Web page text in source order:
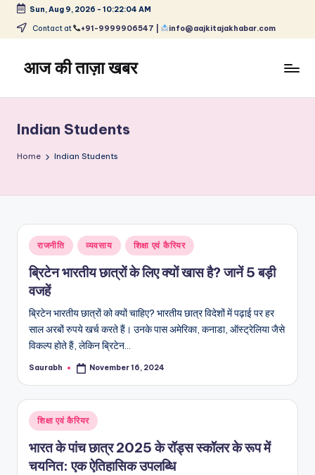
Skip
content
Sun, Aug 9, 2026 - 10:22:05 AM
Contact at +91-9999906547 | info@aajkitajakhabar.com
आज की ताज़ा खबर
ताज़ा
समाचार
–
और
विश्व
Indian Students
Home Indian Students
Posted
in
राजनीति व्यवसाय शिक्षा एवं कैरियर
ब्रिटेन भारतीय छात्रों के लिए क्यों खास है? जानें 5 बड़ी
वजहें
ब्रिटेन भारतीय छात्रों को क्यों चाहिए? भारतीय छात्र विदेशों में पढ़ाई पर हर
साल अरबों रुपये खर्च करते हैं। उनके पास अमेरिका, कनाडा, ऑस्ट्रेलिया जैसे
विकल्प होते हैं, लेकिन ब्रिटेन…
Posted
Saurabh November 16, 2024
Posted
in
शिक्षा एवं कैरियर
भारत के पांच छात्र 2025 के रॉड्स स्कॉलर के रूप में
चयनित: एक ऐतिहासिक उपलब्धि